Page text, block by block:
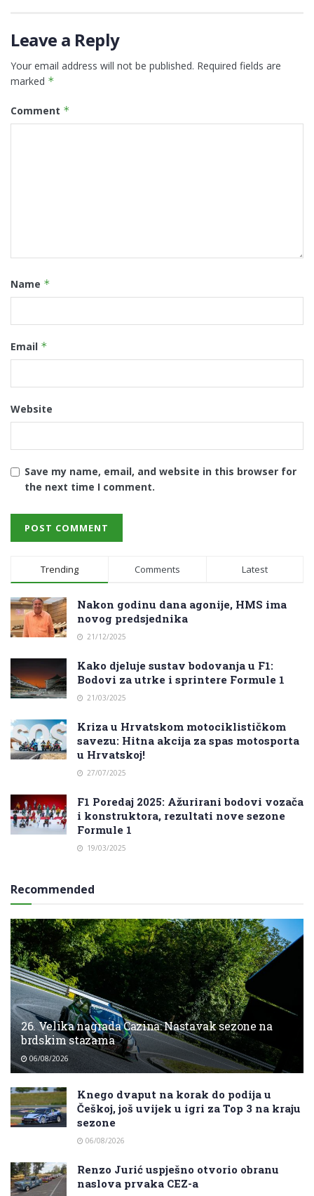
Leave a Reply
Your email address will not be published. Required fields are
marked *
Comment *
Name *
Email *
Website
Save my name, email, and website in this browser for
the next time I comment.
Trending Comments Latest
Nakon godinu dana agonije, HMS ima
novog predsjednika
21/12/2025
Kako djeluje sustav bodovanja u F1:
Bodovi za utrke i sprintere Formule 1
21/03/2025
Kriza u Hrvatskom motociklističkom
savezu: Hitna akcija za spas motosporta
u Hrvatskoj!
27/07/2025
F1 Poredaj 2025: Ažurirani bodovi vozača
i konstruktora, rezultati nove sezone
Formule 1
19/03/2025
Recommended
26. Velika nagrada Cazina: Nastavak sezone na
brdskim stazama
06/08/2026
Knego dvaput na korak do podija u
Češkoj, još uvijek u igri za Top 3 na kraju
sezone
06/08/2026
Renzo Jurić uspješno otvorio obranu
naslova prvaka CEZ-a